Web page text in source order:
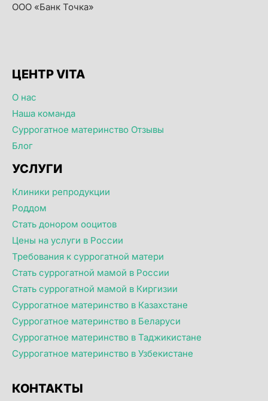
ООО «Банк Точка»
ЦЕНТР VITA
О нас
Наша команда
Суррогатное материнство Отзывы
Блог
УСЛУГИ
Клиники репродукции
Роддом
Стать донором ооцитов
Цены на услуги в России
Требования к суррогатной матери
Стать суррогатной мамой в России
Стать суррогатной мамой в Киргизии
Суррогатное материнство в Казахстане
Суррогатное материнство в Беларуси
Суррогатное материнство в Таджикистане
Суррогатное материнство в Узбекистане
КОНТАКТЫ